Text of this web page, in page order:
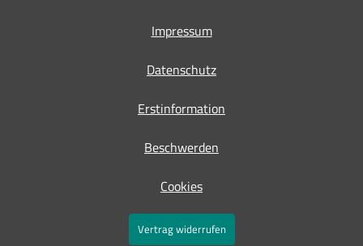
Impressum
Datenschutz
Erstinformation
Beschwerden
Cookies
Vertrag widerrufen